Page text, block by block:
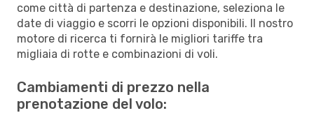
come città di partenza e destinazione, seleziona le
date di viaggio e scorri le opzioni disponibili. Il nostro
motore di ricerca ti fornirà le migliori tariffe tra
migliaia di rotte e combinazioni di voli.
Cambiamenti di prezzo nella
prenotazione del volo: